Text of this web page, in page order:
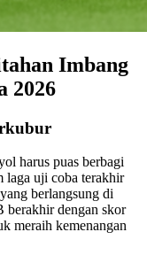
Imbang
2026
harus puas berbagi
laga uji coba terakhir
berlangsung di
berakhir dengan skor
meraih kemenangan